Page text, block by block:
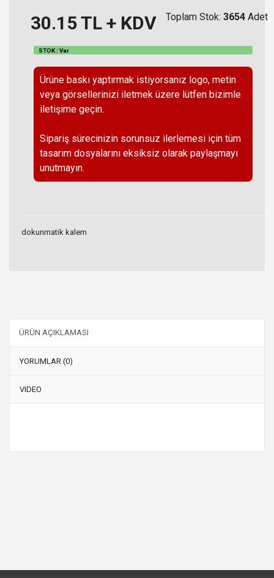
30.15TL + KDV Toplam Stok: 3654 Adet
STOK : Var
Ürüne baskı yaptırmak istiyorsanız logo, metin
veya görsellerinizi iletmek üzere lütfen bizimle
iletişime geçin.
Sipariş sürecinizin sorunsuz ilerlemesi için tüm
tasarım dosyalarını eksiksiz olarak paylaşmayı
unutmayın.
dokunmatik kalem
ÜRÜN AÇIKLAMASI
YORUMLAR (0)
VIDEO